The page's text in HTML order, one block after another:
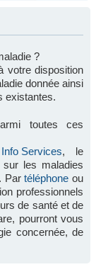
?
votre disposition
donnée ainsi
existantes.
toutes ces
Services, le
sur les maladies
Partéléphone ou
professionnels
de santé et de
pourront vous
concernée, de